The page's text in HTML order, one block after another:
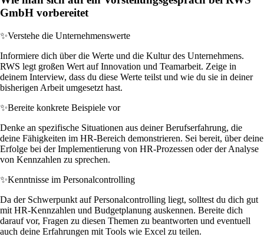
GmbH vorbereitet
✨Verstehe die Unternehmenswerte
Informiere dich über die Werte und die Kultur des Unternehmens.
RWS legt großen Wert auf Innovation und Teamarbeit. Zeige in
deinem Interview, dass du diese Werte teilst und wie du sie in deiner
bisherigen Arbeit umgesetzt hast.
✨Bereite konkrete Beispiele vor
Denke an spezifische Situationen aus deiner Berufserfahrung, die
deine Fähigkeiten im HR-Bereich demonstrieren. Sei bereit, über deine
Erfolge bei der Implementierung von HR-Prozessen oder der Analyse
von Kennzahlen zu sprechen.
✨Kenntnisse im Personalcontrolling
Da der Schwerpunkt auf Personalcontrolling liegt, solltest du dich gut
mit HR-Kennzahlen und Budgetplanung auskennen. Bereite dich
darauf vor, Fragen zu diesen Themen zu beantworten und eventuell
auch deine Erfahrungen mit Tools wie Excel zu teilen.